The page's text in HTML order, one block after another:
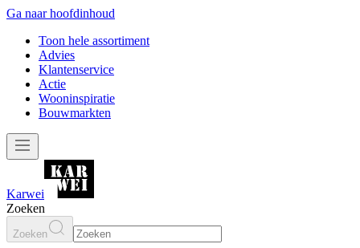
Ga naar hoofdinhoud
Toon hele assortiment
Advies
Klantenservice
Actie
Wooninspiratie
Bouwmarkten
Karwei
Zoeken
Zoeken